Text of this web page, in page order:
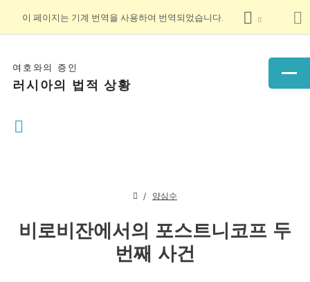
이 페이지는 기계 번역을 사용하여 번역되었습니다.
여호와의 증인
러시아의 법적 상황
양심수
비로비잔에서의 포스트니코프 두
번째 사건